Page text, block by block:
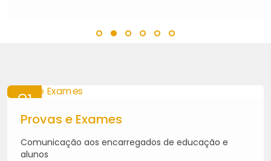
21
MAI
2026
Provas e Exames
Comunicação aos encarregados de educação e
alunos